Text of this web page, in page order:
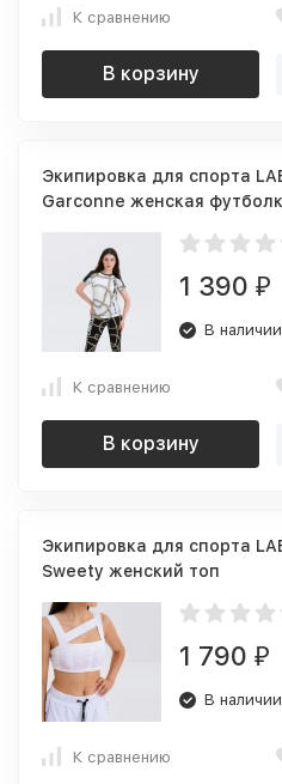
К сравнению
В корзину
Экипировка для спорта
Garconne женская
1 390 ₽
В наличии
К сравнению
В корзину
Экипировка для спорта
Sweety женский топ
1 790 ₽
В наличии
К сравнению